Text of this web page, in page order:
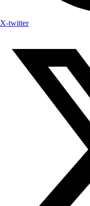
X-twitter